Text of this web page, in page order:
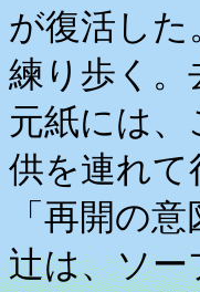
が復活し
練り歩く。
元紙には
供を連れ
「再開の
辻は、ソ